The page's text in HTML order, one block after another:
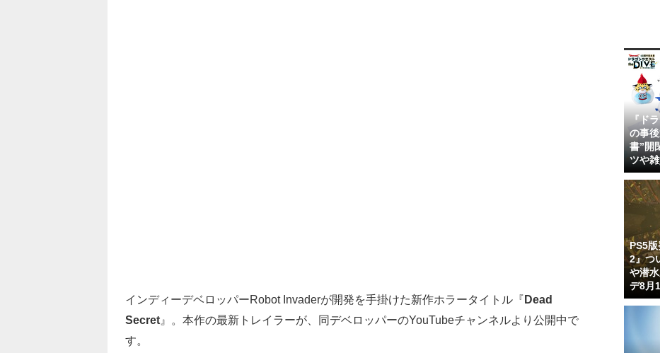
インディーデベロッパーRobot Invaderが開発を手掛けた新作ホラータイトル『Dead
Secret 』。本作の最新トレイラーが、同デベロッパーのYouTubeチャンネルより公開中で
す。
『ド
の事
書”開
ツや
PS5
2』つ
や潜
デ8月